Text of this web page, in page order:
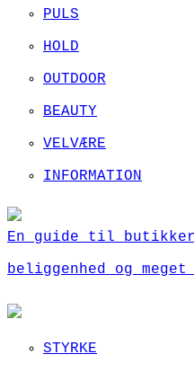
PULS
HOLD
OUTDOOR
BEAUTY
VELVÆRE
INFORMATION
En guide til
beliggenhed og meget
STYRKE